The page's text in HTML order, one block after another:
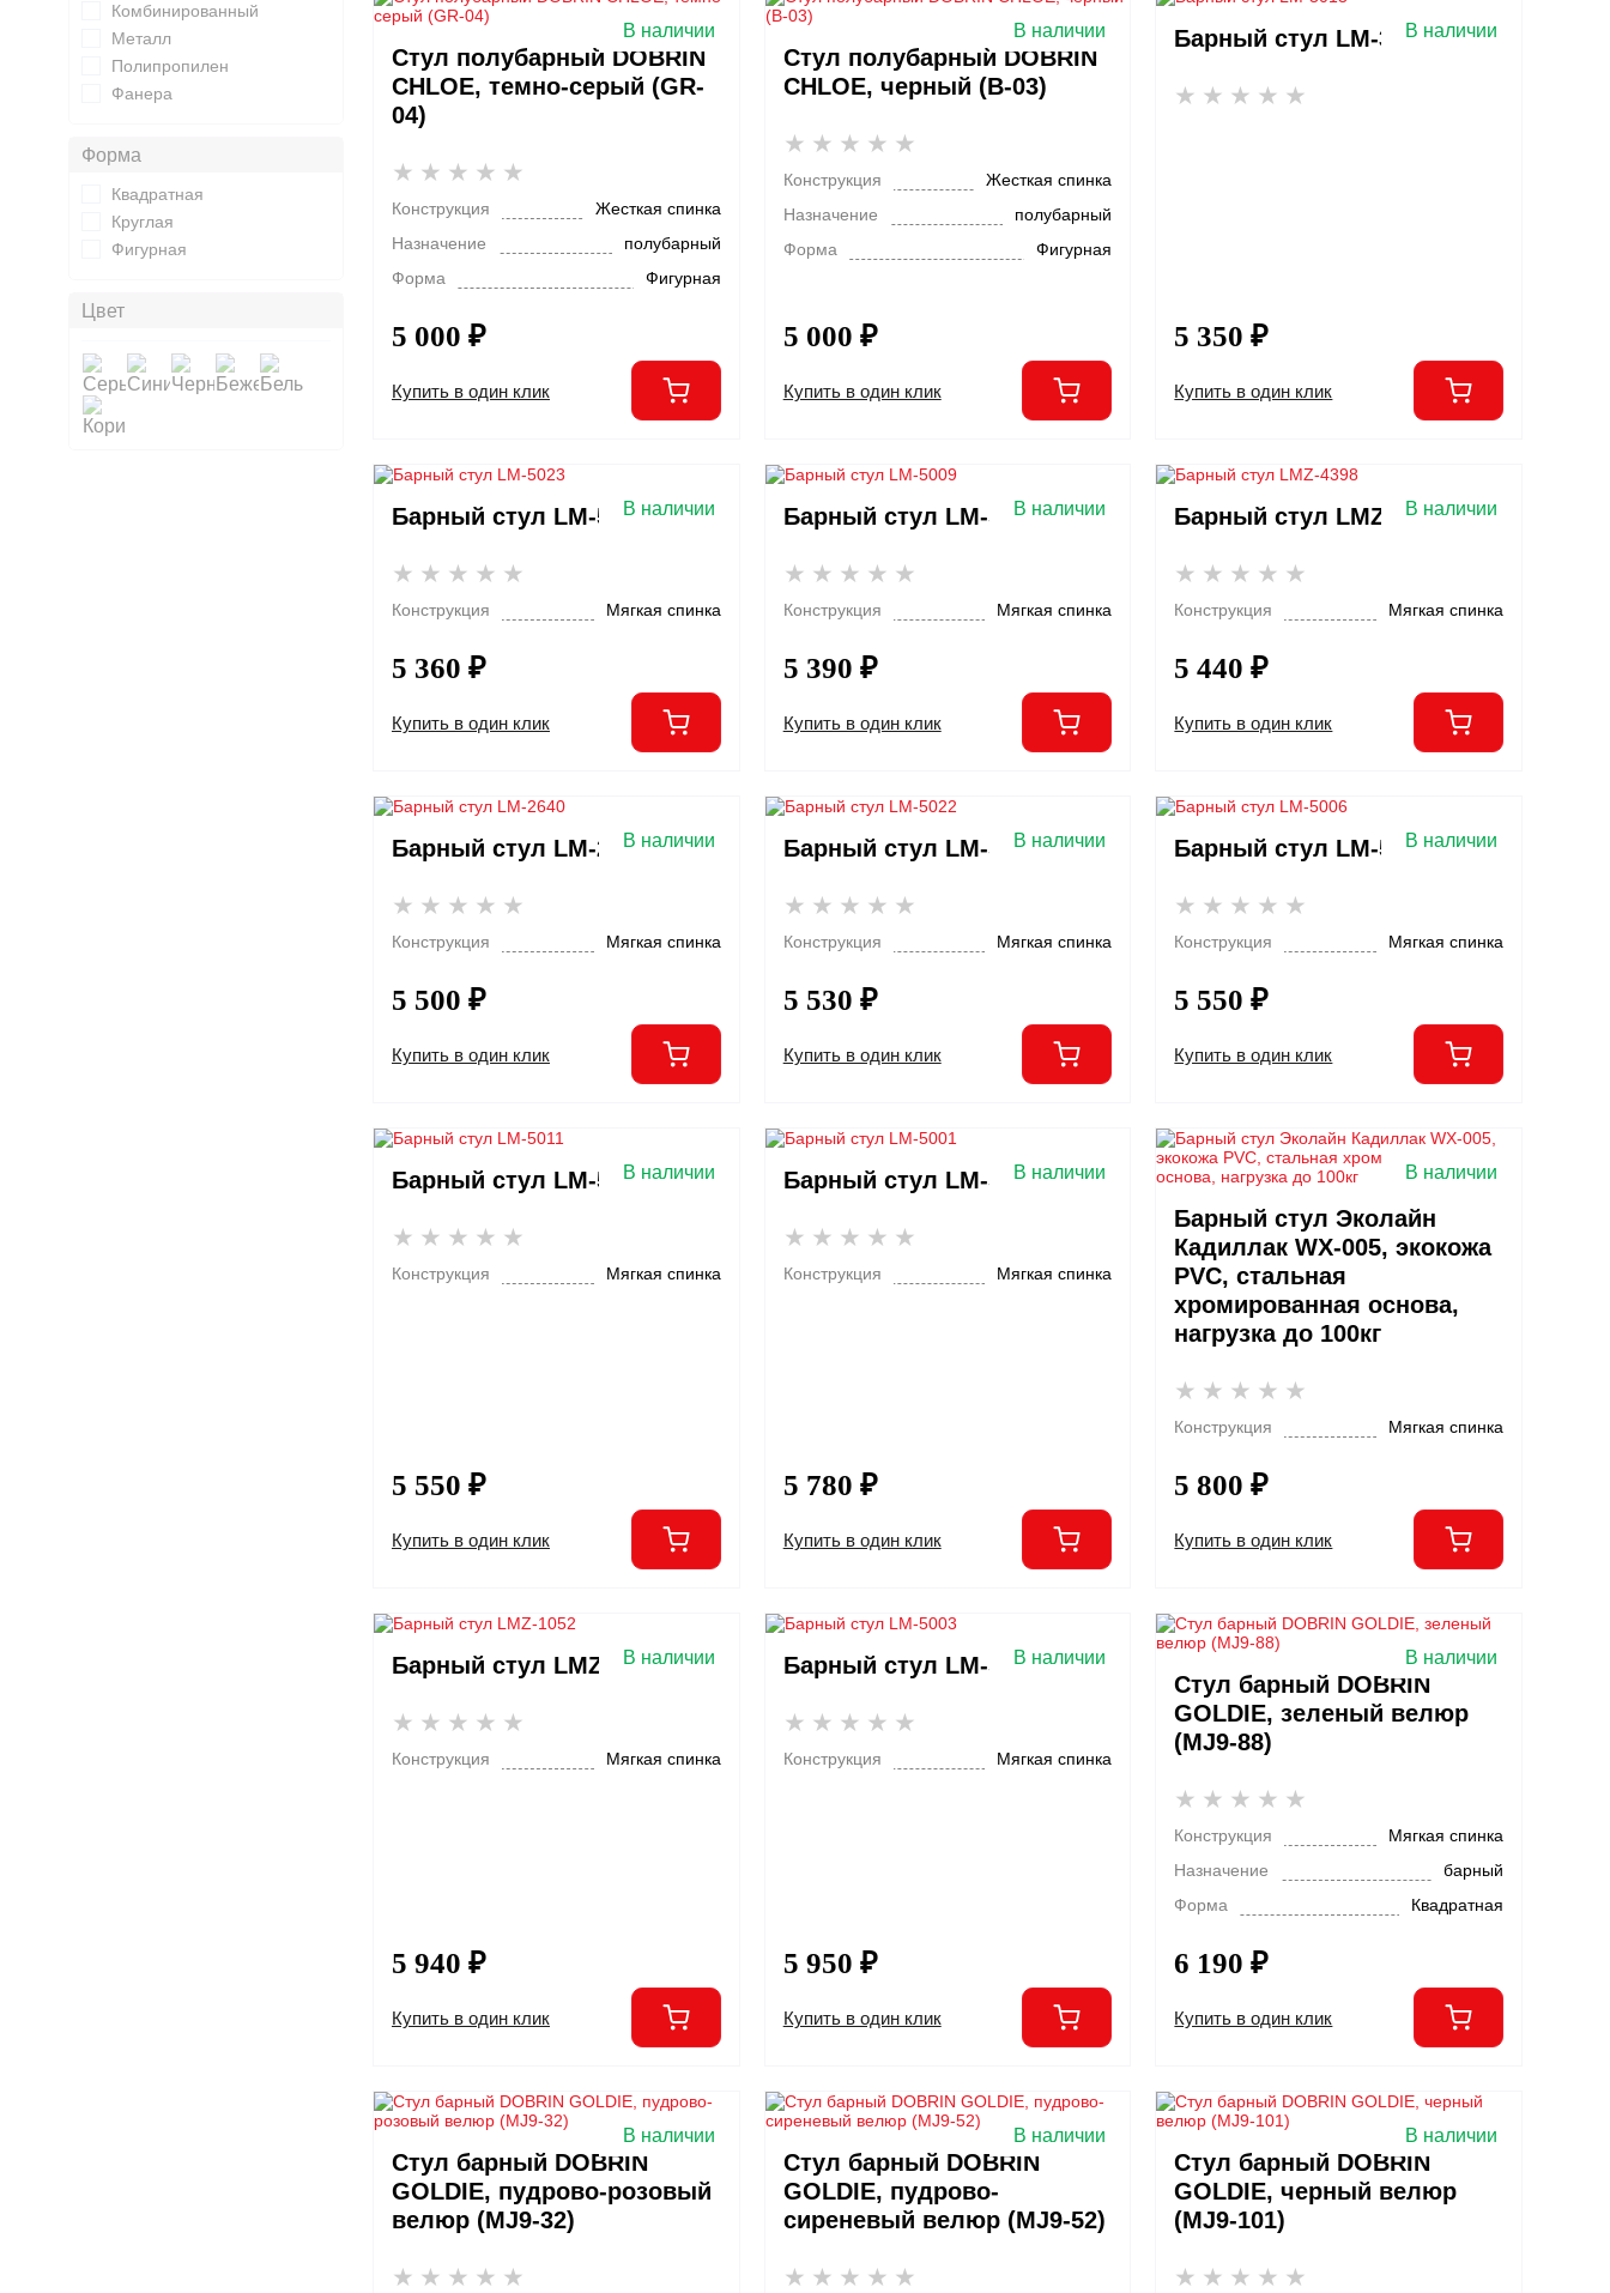
Комбинированный
Металл
Полипропилен
Фанера
Форма
Квадратная
Круглая
Фигурная
Цвет
В наличии
Стул полубарный DOBRIN
CHLOE, темно-серый (GR-
04)
Конструкция
Жесткая спинка
Назначение
полубарный
Форма
Фигурная
5 000 ₽
Купить в один клик
В наличии
Стул полубарный DOBRIN
CHLOE, черный (B-03)
Конструкция
Жесткая спинка
Назначение
полубарный
Форма
Фигурная
5 000 ₽
Купить в один клик
В наличии
Барный стул LM-3013
5 350 ₽
Купить в один клик
В наличии
Барный стул LM-5023
Конструкция Мягкая спинка
5 360 ₽
Купить в один клик
В наличии
Барный стул LM-5009
Конструкция Мягкая спинка
5 390 ₽
Купить в один клик
В наличии
Барный стул LMZ-4398
Конструкция Мягкая спинка
5 440 ₽
Купить в один клик
В наличии
Барный стул LM-2640
Конструкция Мягкая спинка
5 500 ₽
Купить в один клик
В наличии
Барный стул LM-5022
Конструкция Мягкая спинка
5 530 ₽
Купить в один клик
В наличии
Барный стул LM-5006
Конструкция Мягкая спинка
5 550 ₽
Купить в один клик
В наличии
Барный стул LM-5011
Конструкция Мягкая спинка
5 550 ₽
Купить в один клик
В наличии
Барный стул LM-5001
Конструкция Мягкая спинка
5 780 ₽
Купить в один клик
В наличии
Барный стул Эколайн
Кадиллак WX-005, экокожа
PVC, стальная
хромированная основа,
нагрузка до 100кг
Конструкция Мягкая спинка
5 800 ₽
Купить в один клик
В наличии
Барный стул LMZ-1052
Конструкция Мягкая спинка
5 940 ₽
Купить в один клик
В наличии
Барный стул LM-5003
Конструкция Мягкая спинка
5 950 ₽
Купить в один клик
В наличии
Стул барный DOBRIN
GOLDIE, зеленый велюр
(MJ9-88)
Конструкция
Мягкая спинка
Назначение
барный
Форма
Квадратная
6 190 ₽
Купить в один клик
В наличии
Стул барный DOBRIN
GOLDIE, пудрово-розовый
велюр (MJ9-32)
В наличии
Стул барный DOBRIN
GOLDIE, пудрово-
сиреневый велюр (MJ9-52)
В наличии
Стул барный DOBRIN
GOLDIE, черный велюр
(MJ9-101)